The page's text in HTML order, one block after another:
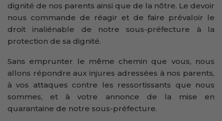
dignité de nos parents ainsi que de la nôtre. Le devoir
nous commande de réagir et de faire prévaloir le
droit inaliénable de notre sous-préfecture à la
protection de sa dignité.
Sans emprunter le même chemin que vous, nous
allons répondre aux injures adressées à nos parents,
à vos attaques contre les ressortissants que nous
sommes, et à votre annonce de la mise en
quarantaine de notre sous-préfecture.